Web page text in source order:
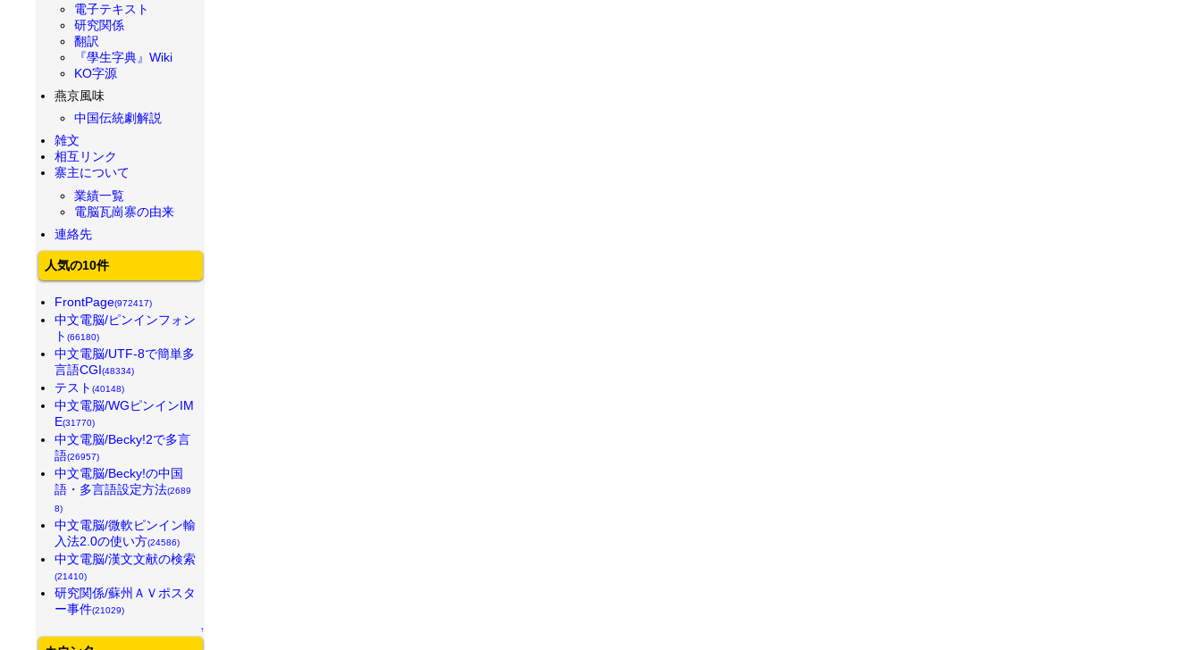
電子テキスト
研究関係
翻訳
『學生字典』Wiki
KO字源
燕京風味
中国伝統劇解説
雑文
相互リンク
寨主について
業績一覧
電脳瓦崗寨の由来
連絡先
人気の10件
FrontPage(972417)
中文電脳/ピンインフォン
ト(66180)
中文電脳/UTF-8で簡単多
言語CGI(48334)
テスト(40148)
中文電脳/WGピンインIM
E(31770)
中文電脳/Becky!2で多言
語(26957)
中文電脳/Becky!の中国
語・多言語設定方法(2689
8)
中文電脳/微軟ピンイン輸
入法2.0の使い方(24586)
中文電脳/漢文文献の検索
(21410)
研究関係/蘇州ＡＶポスタ
ー事件(21029)
↑